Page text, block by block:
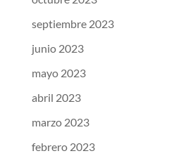
septiembre 2023
junio 2023
mayo 2023
abril 2023
marzo 2023
febrero 2023